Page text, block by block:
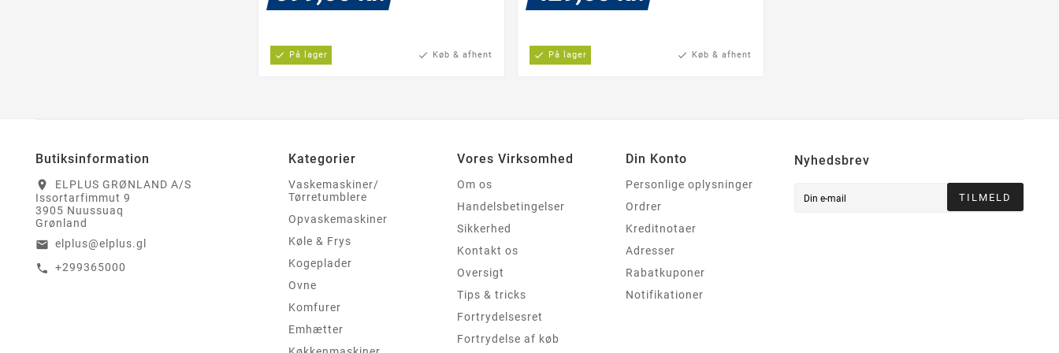
check På lager check Køb & afhent check På lager check Køb & afhent
Butiksinformation
location_on
ELPLUS GRØNLAND A/S
Issortarfimmut 9
3905 Nuussuaq
Grønland
email elplus@elplus.gl
call +299365000
Kategorier
Vaskemaskiner/
Tørretumblere
Opvaskemaskiner
Køle & Frys
Kogeplader
Ovne
Komfurer
Emhætter
Vores Virksomhed
Om os
Handelsbetingelser
Sikkerhed
Kontakt os
Oversigt
Tips & tricks
Fortrydelsesret
Fortrydelse af køb
Din Konto
Personlige oplysninger
Ordrer
Kreditnotaer
Adresser
Rabatkuponer
Notifikationer
Nyhedsbrev
TILMELD